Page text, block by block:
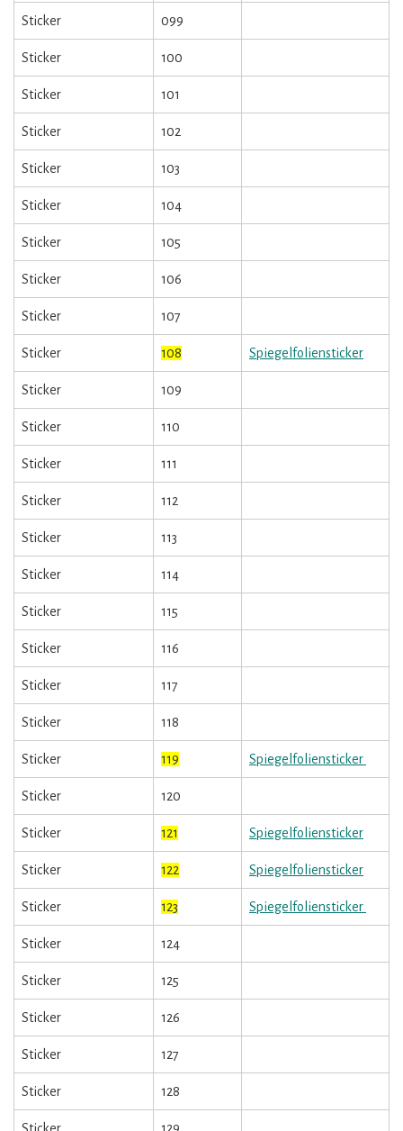
Sticker 099
Sticker 100
Sticker 101
Sticker 102
Sticker 103
Sticker 104
Sticker 105
Sticker 106
Sticker 107
Sticker 108 Spiegelfoliensticker
Sticker 109
Sticker 110
Sticker 111
Sticker 112
Sticker 113
Sticker 114
Sticker 115
Sticker 116
Sticker 117
Sticker 118
Sticker 119 Spiegelfoliensticker
Sticker 120
Sticker 121 Spiegelfoliensticker
Sticker 122 Spiegelfoliensticker
Sticker 123 Spiegelfoliensticker
Sticker 124
Sticker 125
Sticker 126
Sticker 127
Sticker 128